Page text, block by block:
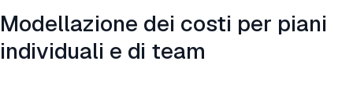
Modellazione dei costi per piani
individuali e di team